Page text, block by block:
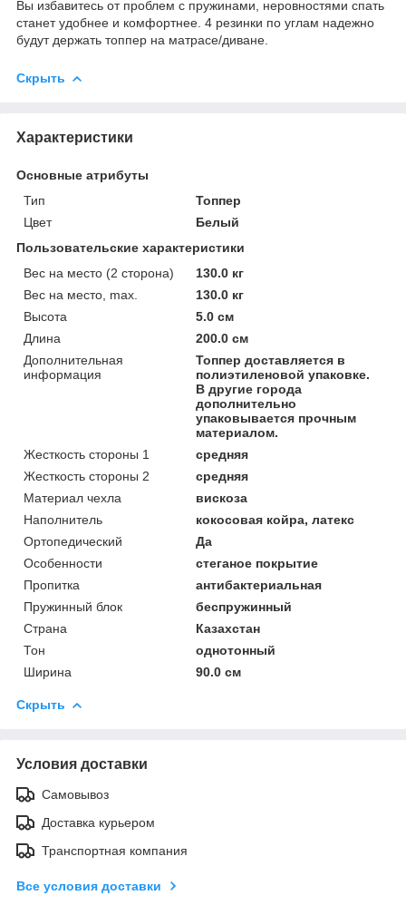
Вы избавитесь от проблем с пружинами, неровностями спать
станет удобнее и комфортнее. 4 резинки по углам надежно
будут держать топпер на матрасе/диване.
Скрыть
Характеристики
Основные атрибуты
Тип
Топпер
Цвет
Белый
Пользовательские характеристики
Вес на место (2 сторона)
130.0 кг
Вес на место, max.
130.0 кг
Высота
5.0 см
Длина
200.0 см
Дополнительная
информация
Топпер доставляется в
полиэтиленовой упаковке.
В другие города
дополнительно
упаковывается прочным
материалом.
Жесткость стороны 1
средняя
Жесткость стороны 2
средняя
Материал чехла
вискоза
Наполнитель
кокосовая койра, латекс
Ортопедический
Да
Особенности
стеганое покрытие
Пропитка
антибактериальная
Пружинный блок
беспружинный
Страна
Казахстан
Тон
однотонный
Ширина
90.0 см
Скрыть
Условия доставки
Самовывоз
Доставка курьером
Транспортная компания
Все условия доставки